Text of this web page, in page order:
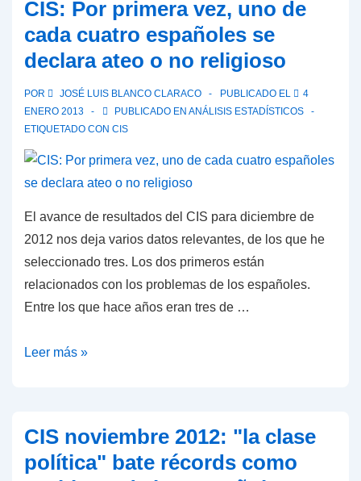
los
españoles:
sin
estadísticamente
significativas
(CIS,
CIS: Por primera vez, uno de
cada cuatro españoles se
declara ateo o no religioso
POR JOSÉ LUIS BLANCO CLARACO PUBLICADO EL
4
ENERO 2013
PUBLICADO EN ANÁLISIS ESTADÍSTICOS
ETIQUETADO CON CIS
El avance de resultados del CIS para diciembre de
2012 nos deja varios datos relevantes, de los que he
seleccionado tres. Los dos primeros están
relacionados con los problemas de los españoles.
Entre los que hace años eran tres de …
CIS:
uno
de
Leer más »
CIS noviembre 2012: "la clase
política" bate récords como